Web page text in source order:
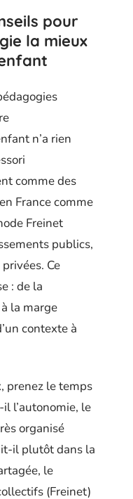
pour
la mieux
n’a rien
comme des
France comme
Freinet
publics,
Ce
: de la
la marge
contexte à
prenez le temps
l’autonomie, le
organisé
il plutôt dans la
le
(Freinet)